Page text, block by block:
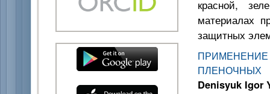
красной,
материалах
защитных
ПЛЕНОЧНЫХ
Denisyuk Igor